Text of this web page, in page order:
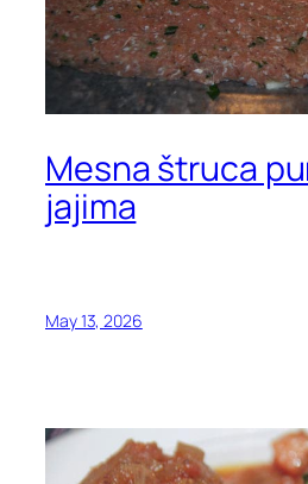
Mesna štruca
jajima
May 13, 2026